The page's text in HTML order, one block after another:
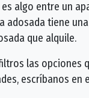
algo entre un
adosada tiene
que alquile.
las opciones
escríbanos en